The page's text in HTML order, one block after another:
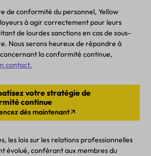
de conformité du personnel, Yellow
à agir correctement pour leurs
de lourdes sanctions en cas de sous-
Nous serons heureux de répondre à
la conformité continue,
contact.
votre stratégie de
continue
dès maintenant
les lois sur les relations professionnelles
évolué, conférant aux membres du